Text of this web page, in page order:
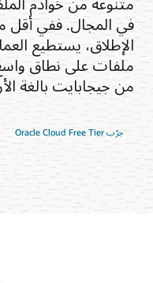
في المجال. ففي أقل
الإطلاق، يستطيع
ملفات على نطاق
من جيجابايت بالغة
جرّب Oracle Cloud Free Tier